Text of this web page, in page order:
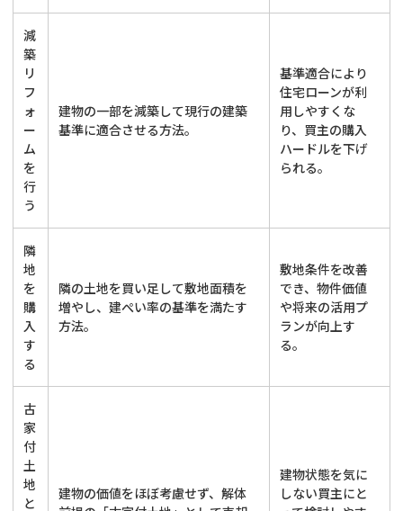
減
築
リ
フ
ォ
ー
ム
を
行
う
建物の一部を減築して現行の建築
基準に適合させる方法。
基準適合により
住宅ローンが利
用しやすくな
り、買主の購入
ハードルを下げ
られる。
隣
地
を
購
入
す
る
隣の土地を買い足して敷地面積を
増やし、建ぺい率の基準を満たす
方法。
敷地条件を改善
でき、物件価値
や将来の活用プ
ランが向上す
る。
古
家
付
土
地
と
建物の価値をほぼ考慮せず、解体
建物状態を気に
しない買主にと